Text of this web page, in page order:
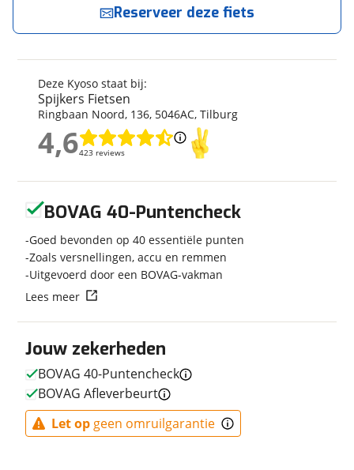
Kyoso
Model
X-Rider
Frametype
Nieuw of occasion
Nieuw
Fabriekskleur Donkerblauw/Aqua
E-bike
Elektrisch? Niet elektrisch
Financieel
Prijs
€ 329,-
Deze Kyoso staat bij:
Spijkers Fietsen
Ringbaan Noord, 136, 5046AC, Tilburg
4,6423 reviews
4,6
Reserveer deze fiets
Spijkers Fietsen neemt snel contact met je op.
Jouw contactgegevens
Naam
E-mailadres
Telefoonnummer (optioneel)
Vraag mijn reservering aan
goed mogelijk bij de aanbieder te brengen. Lees hier meer
Jouw zekerheden
BOVAG 40-Puntencheck
BOVAG Afleverbeurt
Let op geen omruilgarantie
BOVAG 40-Puntencheck
Goed bevonden op 40 essentiële punten
Zoals versnellingen, accu en remmen
Uitgevoerd door een BOVAG-vakman
Lees meer